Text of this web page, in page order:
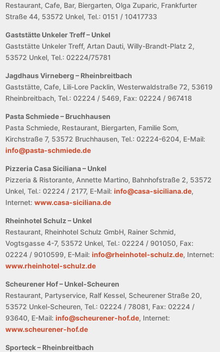
Restaurant, Cafe, Bar, Biergarten, Olga Zuparic, Frankfurter
Straße 44, 53572 Unkel, Tel.: 0151 / 10417733
Gaststätte Unkeler Treff – Unkel
Gaststätte Unkeler Treff, Artan Dauti, Willy-Brandt-Platz 2,
53572 Unkel, Tel.: 02224/75781
Jagdhaus Virneberg – Rheinbreitbach
Gaststätte, Cafe, Lili-Lore Packlin, Westerwaldstraße 72, 53619
Rheinbreitbach, Tel.: 02224 / 5469, Fax: 02224 / 967418
Pasta Schmiede – Bruchhausen
Pasta Schmiede, Restaurant, Biergarten, Familie Som,
Kirchstraße 7, 53572 Bruchhausen, Tel.: 02224-6204, E-Mail:
info@pasta-schmiede.de
Pizzeria Casa Siciliana – Unkel
Pizzeria & Ristorante, Annette Martino, Bahnhofstraße 2, 53572
Unkel, Tel.: 02224 / 2177, E-Mail:info@casa-siciliana.de,
Internet:www.casa-siciliana.de
Rheinhotel Schulz – Unkel
Restaurant, Rheinhotel Schulz GmbH, Rainer Schmid,
Vogtsgasse 4-7, 53572 Unkel, Tel.: 02224 / 901050, Fax:
02224 / 9010599, E-Mail:info@rheinhotel-schulz.de, Internet:
www.rheinhotel-schulz.de
Scheurener Hof – Unkel-Scheuren
Restaurant, Partyservice, Ralf Kessel, Scheurener Straße 20,
53572 Unkel-Scheuren, Tel.: 02224 / 78081, Fax: 02224 /
93640, E-Mail:info@scheurener-hof.de, Internet:
www.scheurener-hof.de
Sporteck – Rheinbreitbach